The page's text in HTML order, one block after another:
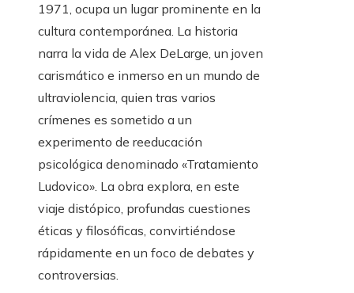
1971, ocupa un lugar prominente en la
cultura contemporánea. La historia
narra la vida de Alex DeLarge, un joven
carismático e inmerso en un mundo de
ultraviolencia, quien tras varios
crímenes es sometido a un
experimento de reeducación
psicológica denominado «Tratamiento
Ludovico». La obra explora, en este
viaje distópico, profundas cuestiones
éticas y filosóficas, convirtiéndose
rápidamente en un foco de debates y
controversias.